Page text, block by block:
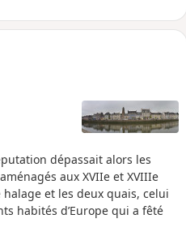
dépassait alors les
aux XVIIe et XVIIIe
et les deux quais, celui
habités d’Europe qui a fêté